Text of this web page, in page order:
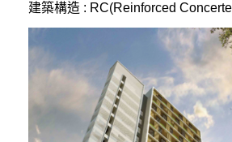
建築構造 : RC(Reinforced